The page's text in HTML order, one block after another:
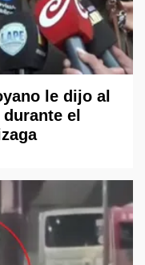
le dijo al
el